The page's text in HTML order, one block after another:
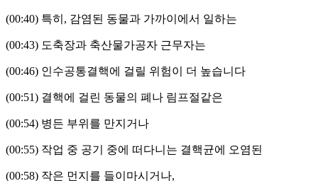
(00:40) 특히 , 감염된 동물과 가까이에서 일하는
(00:43) 도축장과 축산물가공자 근무자는
(00:46) 인수공통결핵에 걸릴 위험이 더 높습니다
(00:51) 결핵에 걸린 동물의 폐나 림프절같은
(00:54) 병든 부위를 만지거나
(00:55) 작업 중 공기 중에 떠다니는 결핵균에 오염된
(00:58) 작은 먼지를 들이마시거나,